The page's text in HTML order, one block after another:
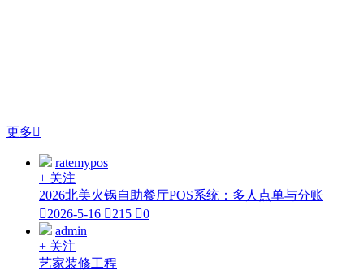
更多
ratemypos
+ 关注
2026北美火锅自助餐厅POS系统：多人点单与分账
2026-5-16 215 0
admin
+ 关注
艺家装修工程